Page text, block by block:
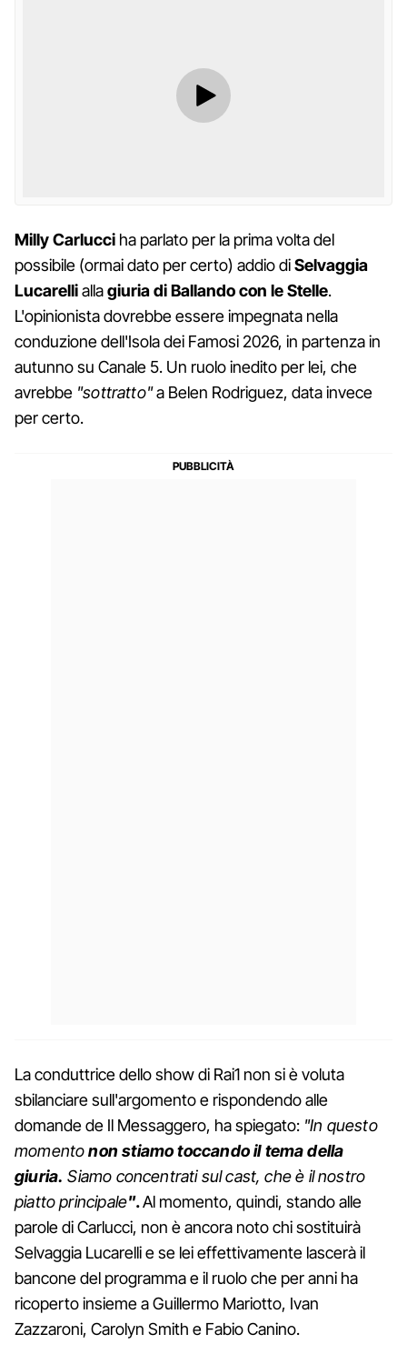
Milly Carlucci ha parlato per la prima volta del
possibile (ormai dato per certo) addio diSelvaggia
Lucarelliallagiuria di Ballando con le Stelle.
L'opinionista dovrebbe essere impegnata nella
conduzione dell'Isola dei Famosi 2026, in partenza in
autunno su Canale 5. Un ruolo inedito per lei, che
avrebbe "sottratto"a Belen Rodriguez, data invece
per certo.
La conduttrice dello show di Rai1 non si è voluta
sbilanciare sull'argomento e rispondendo alle
domande de Il Messaggero, ha spiegato: "In questo
momentonon stiamo toccando il tema della
giuria.Siamo concentrati sul cast, che è il nostro
piatto principale".Al momento, quindi, stando alle
parole di Carlucci, non è ancora noto chi sostituirà
Selvaggia Lucarelli e se lei effettivamente lascerà il
bancone del programma e il ruolo che per anni ha
ricoperto insieme a Guillermo Mariotto, Ivan
Zazzaroni, Carolyn Smith e Fabio Canino.